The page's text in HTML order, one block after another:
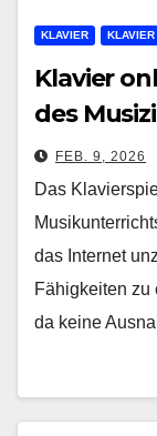
KLAVIER
Klavier
des
FEB. 9, 2026
Das
das Internet
Fähigkeiten
da keine